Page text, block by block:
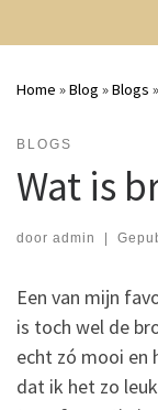
Home »Blog »Blogs »
BLOGS
Wat is
door admin
Een van mijn
is toch wel de
echt zó mooi en
dat ik het zo